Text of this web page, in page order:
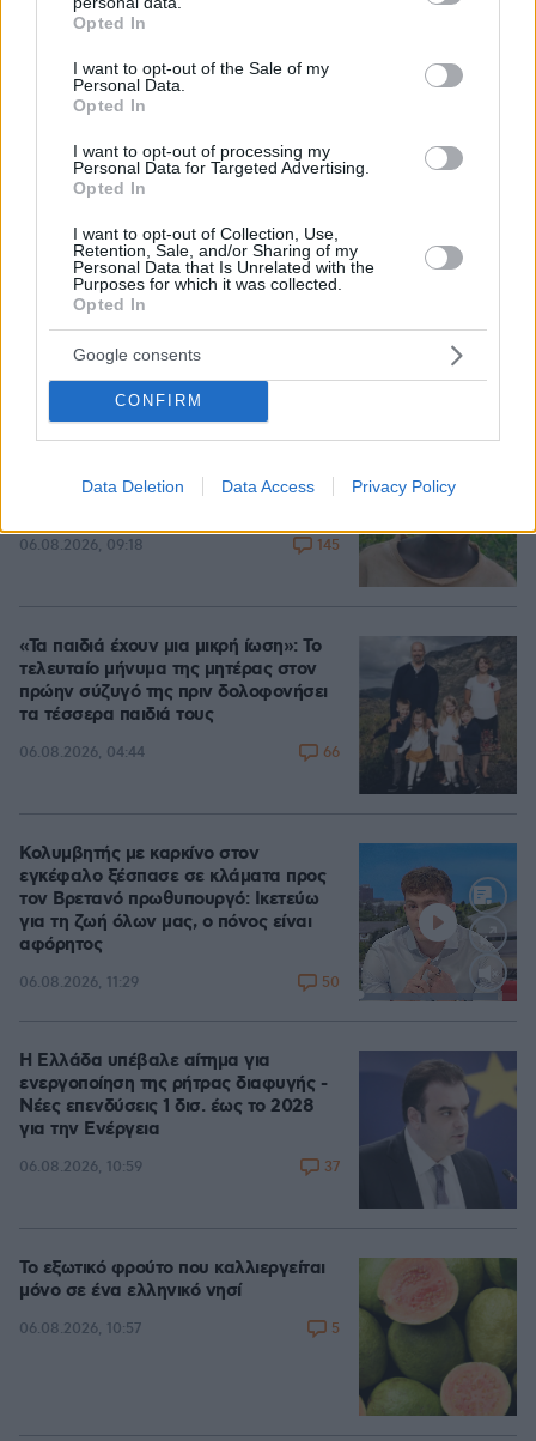
grant or deny consent to Google and its third-party tags to
use your data for below specified purposes in below Google
consent section.
Opted In
I want to opt-out of the Sale of my
Personal Data.
Opted In
I want to opt-out of processing my
Personal Data for Targeted Advertising.
Opted In
I want to opt-out of Collection, Use,
Retention, Sale, and/or Sharing of my
Personal Data that Is Unrelated with the
Purposes for which it was collected.
Opted In
Google consents
CONFIRM
Data Deletion Data Access Privacy Policy
Loaded:
Οι πρώτες εικόνες του νέου Canadair 515 που
έρχεται Ελλάδα και θα πετά και νύχτα
06.08.2026, 10:22
Νεαρή γυναίκα με ακατέργαστη
δείτε την εντυπωσιακή μεταμόρφωσή
06.08.2026, 09:18 145
«Τα παιδιά έχουν μια μικρή ίωση»: Το
τελευταίο μήνυμα της μητέρας στον
πρώην σύζυγό της πριν δολοφονήσει
τα τέσσερα παιδιά τους
06.08.2026, 04:44 66
Loaded
Κολυμβητής με καρκίνο στον
εγκέφαλο ξέσπασε σε κλάματα προς
τον Βρετανό πρωθυπουργό: Ικετεύω
για τη ζωή όλων μας, ο πόνος είναι
αφόρητος
06.08.2026, 11:29 50
Η Ελλάδα υπέβαλε αίτημα για
ενεργοποίηση της ρήτρας διαφυγής -
Νέες επενδύσεις 1 δισ. έως το 2028
για την Ενέργεια
06.08.2026, 10:59 37
Το εξωτικό φρούτο που καλλιεργείται
μόνο σε ένα ελληνικό νησί
06.08.2026, 10:57 5